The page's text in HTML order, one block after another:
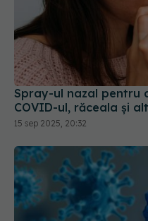
Spray-ul nazal pentru
COVID-ul, răceala și
15 sep 2025, 20:32